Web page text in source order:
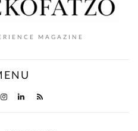
MAGAZINE